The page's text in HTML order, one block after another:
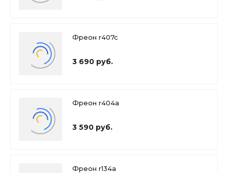
Фреон r407c
3 690 руб.
Фреон r404a
3 590 руб.
Фреон r134a